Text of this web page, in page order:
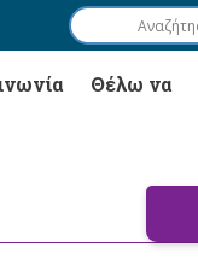
Θέλω να